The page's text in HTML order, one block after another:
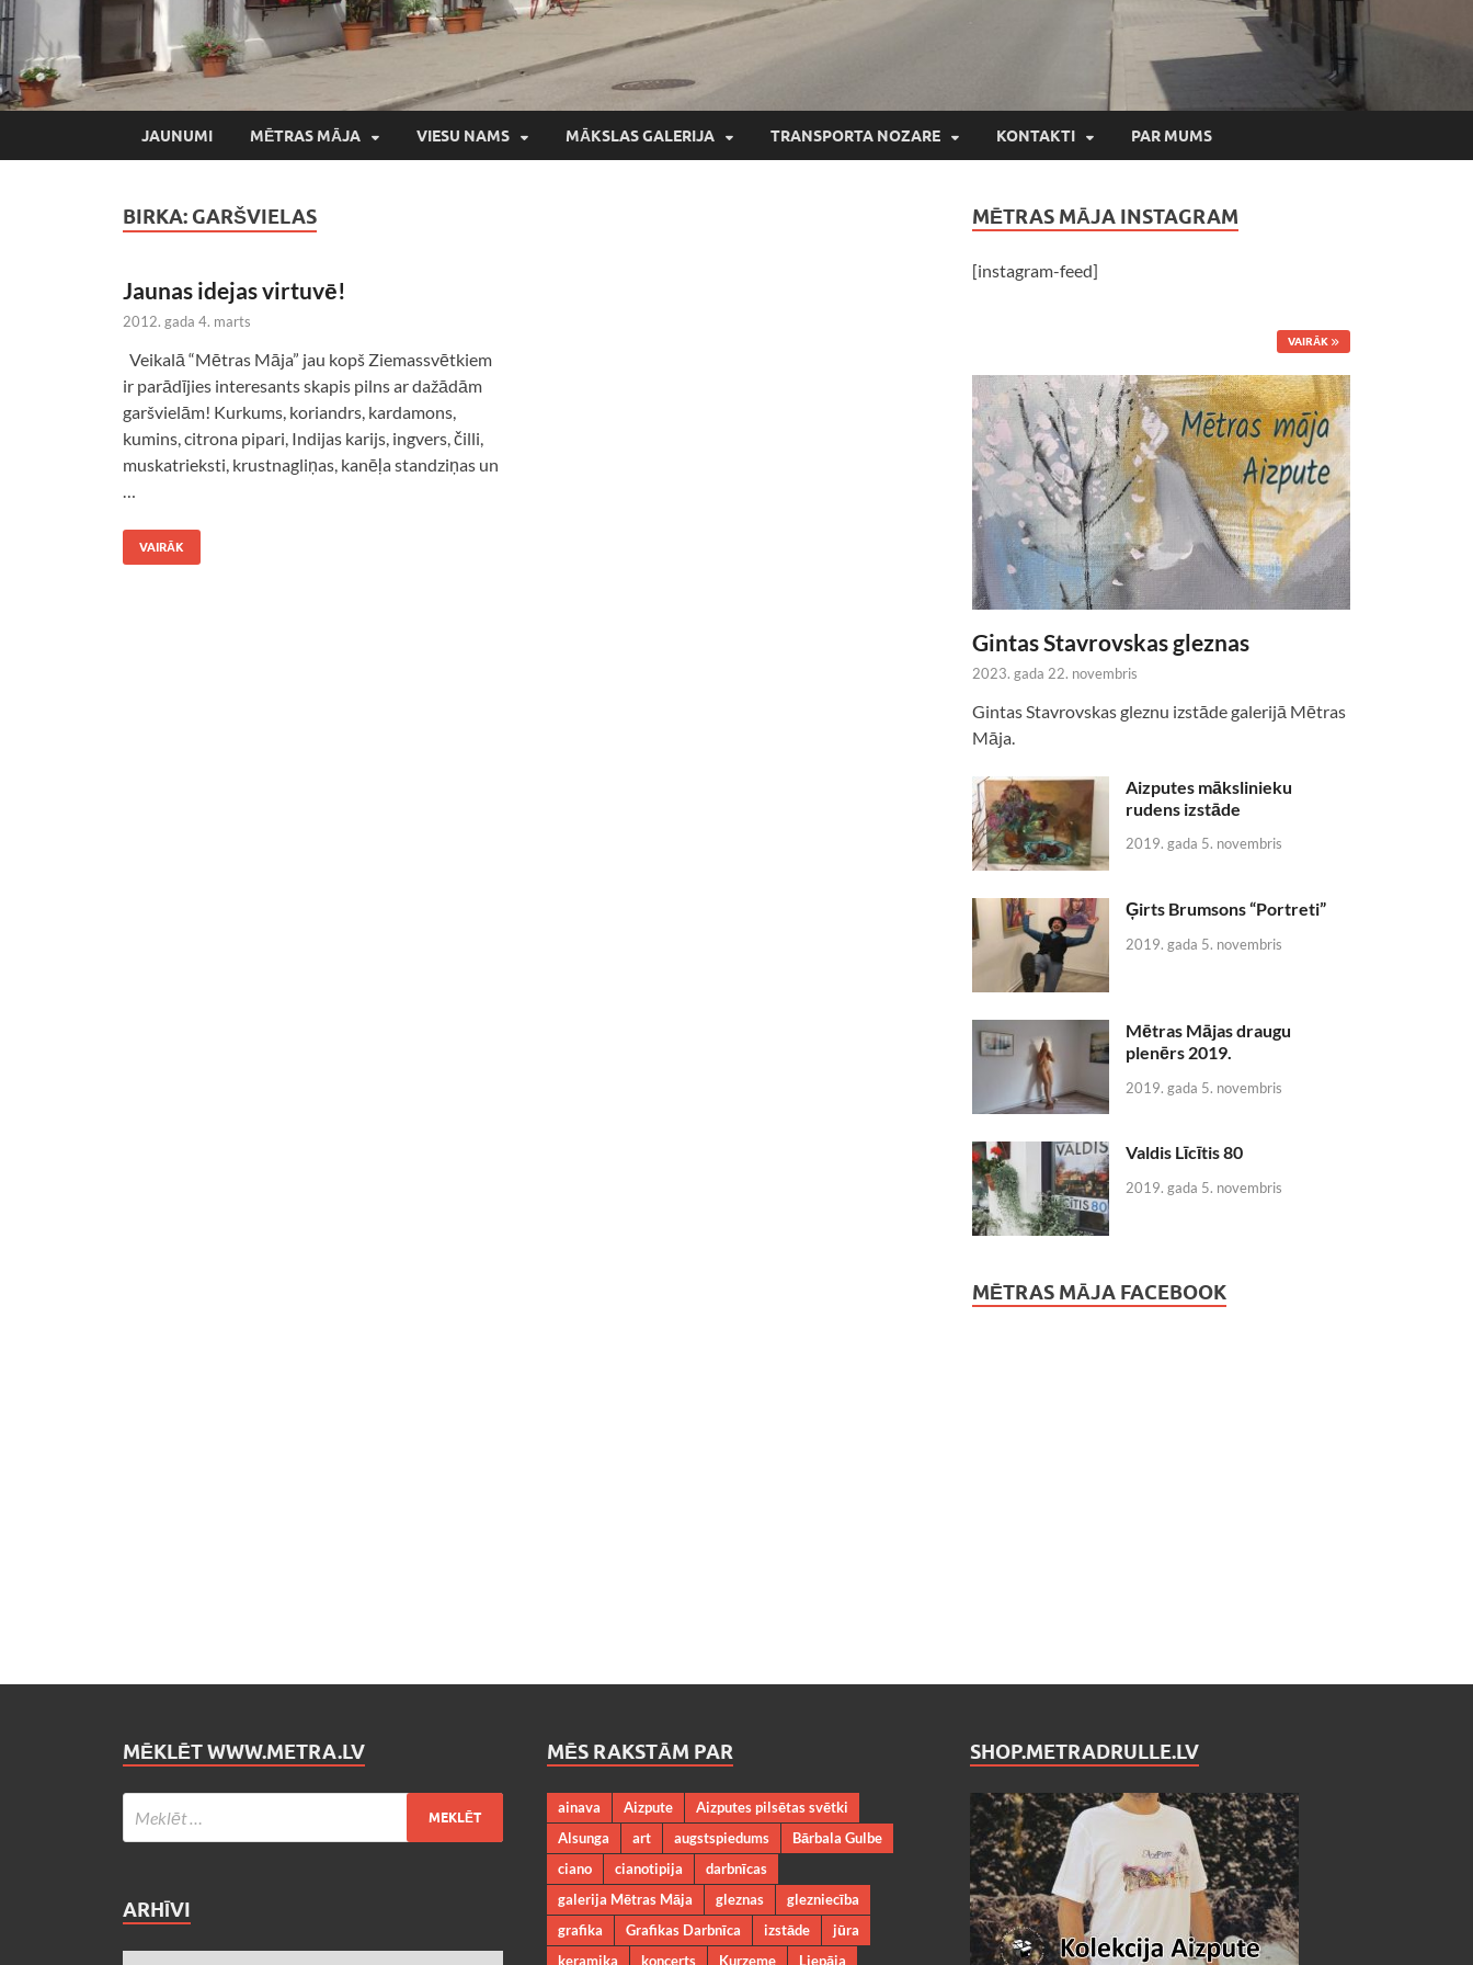
JAUNUMI MĒTRAS MĀJA VIESU NAMS MĀKSLAS GALERIJA TRANSPORTA NOZARE KONTAKTI PAR MUMS
BIRKA: GARŠVIELAS
Jaunas idejas virtuvē!
2012. gada 4. marts
Veikalā “Mētras Māja” jau kopš Ziemassvētkiem
ir parādījies interesants skapis pilns ar dažādām
garšvielām! Kurkums, koriandrs, kardamons,
kumins, citrona pipari, Indijas karijs, ingvers, čilli,
muskatrieksti, krustnagliņas, kanēļa standziņas un
…
VAIRĀK
MĒTRAS MĀJA INSTAGRAM
[instagram-feed]
VAIRĀK
Gintas Stavrovskas gleznas
2023. gada 22. novembris
Gintas Stavrovskas gleznu izstāde galerijā Mētras
Māja.
Aizputes mākslinieku
rudens izstāde
2019. gada 5. novembris
Ģirts Brumsons “Portreti”
2019. gada 5. novembris
Mētras Mājas draugu
plenērs 2019.
2019. gada 5. novembris
Valdis Līcītis 80
2019. gada 5. novembris
MĒTRAS MĀJA FACEBOOK
MĒKLĒT WWW.METRA.LV
ARHĪVI
MĒS RAKSTĀM PAR
ainava Aizpute
Aizputes pilsētas svētki
Alsunga
art augstspiedums
Bārbala Gulbe
ciano
cianotipija
darbnīcas
galerija Mētras Māja
gleznas
glezniecība
grafika
Grafikas Darbnīca izstāde
jūra
keramika
koncerts Kurzeme Liepāja
SHOP.METRADRULLE.LV